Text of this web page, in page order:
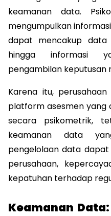
keamanan data.
mengumpulkan
dapat mencakup data
hingga informasi
pengambilan keputusan
Karena itu,
platform asesmen yang
secara psikometrik,
keamanan data
pengelolaan data
perusahaan,
kepatuhan terhadap
Keamanan